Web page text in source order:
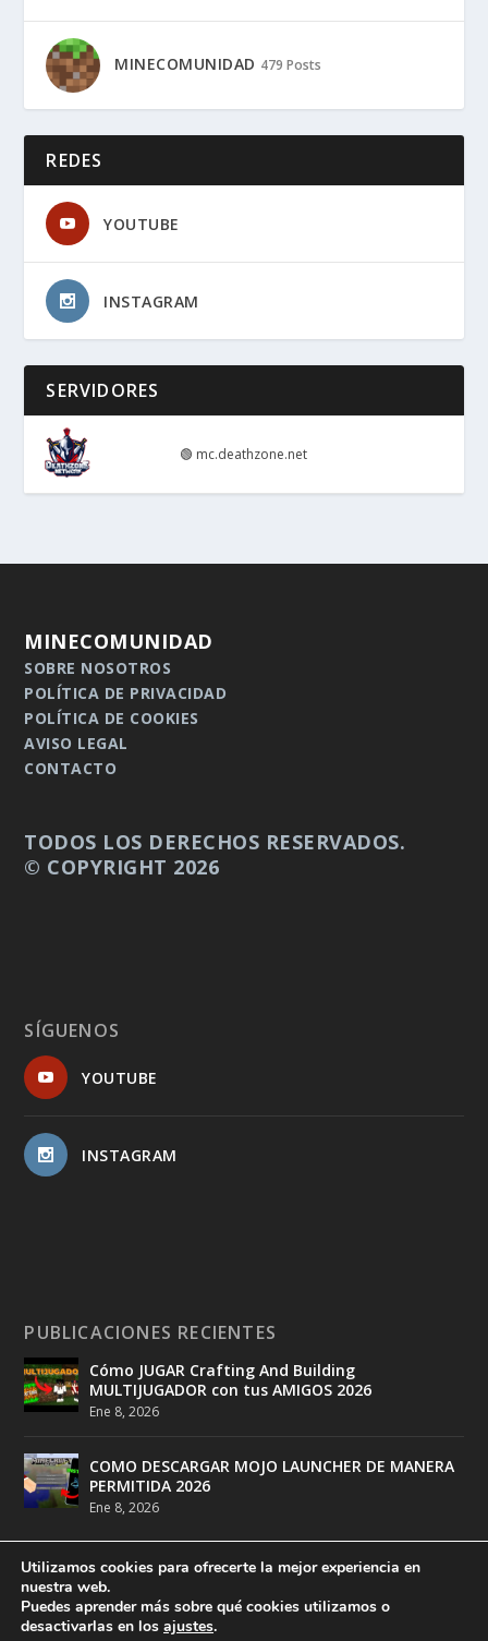
MINECOMUNIDAD 479 Posts
REDES
YOUTUBE
INSTAGRAM
SERVIDORES
🟢 mc.deathzone.net
MINECOMUNIDAD
SOBRE NOSOTROS
POLÍTICA DE PRIVACIDAD
POLÍTICA DE COOKIES
AVISO LEGAL
CONTACTO
TODOS LOS DERECHOS RESERVADOS.
© COPYRIGHT 2026
SÍGUENOS
YOUTUBE
INSTAGRAM
PUBLICACIONES RECIENTES
Cómo JUGAR Crafting And Building
MULTIJUGADOR con tus AMIGOS 2026
Ene 8, 2026
COMO DESCARGAR MOJO LAUNCHER DE MANERA
PERMITIDA 2026
Ene 8, 2026
Diseñado porDeathMatch Studios
Utilizamos cookies para ofrecerte la mejor experiencia en
nuestra web.
Puedes aprender más sobre qué cookies utilizamos o
desactivarlas en los ajustes.